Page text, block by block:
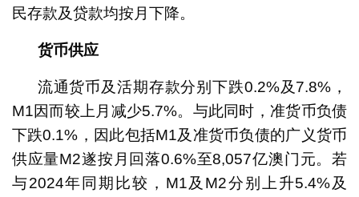
民存款及贷款均按月下降。
货币供应
流通货币及活期存款分别下跌0.2%及7.8%，
M1因而较上月减少5.7%。与此同时，准货币负债
下跌0.1%，因此包括M1及准货币负债的广义货币
供应量M2遂按月回落0.6%至8,057亿澳门元。若
与2024年同期比较，M1及M2分别上升5.4%及